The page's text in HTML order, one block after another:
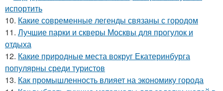
испортить
10. Какие современные легенды связаны с городом
11. Лучшие парки и скверы Москвы для прогулок и
отдыха
12. Какие природные места вокруг Екатеринбурга
популярны среди туристов
13. Как промышленность влияет на экономику города